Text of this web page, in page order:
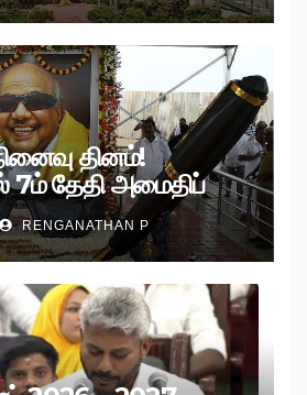
தினம்!
தேதி அமைதிப்
RENGANATHAN P